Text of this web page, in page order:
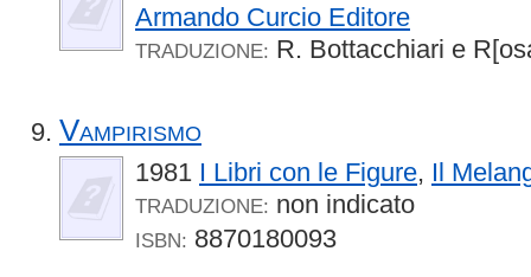
Armando Curcio Editore
TRADUZIONE: R. Bottacchiari e
Vampirismo
1981 I Libri con le Figure, Il
TRADUZIONE: non indicato
ISBN: 8870180093